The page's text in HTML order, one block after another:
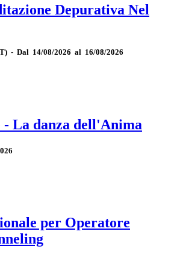
Depurativa Nel
- Dal 14/08/2026 al 16/08/2026
- La danza dell'Anima
per Operatore